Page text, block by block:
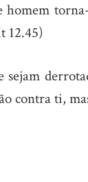
homem
12.45)
sejam
contra ti,